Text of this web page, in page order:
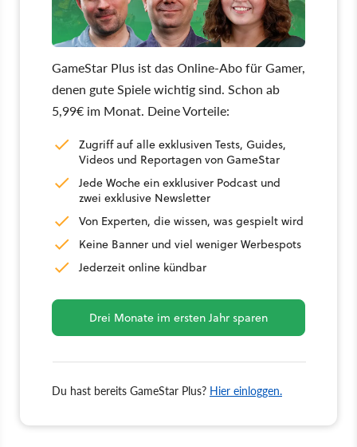
GameStar Plus ist das Online-Abo für Gamer,
denen gute Spiele wichtig sind. Schon ab
5,99€ im Monat. Deine Vorteile:
Zugriff auf alle exklusiven Tests, Guides,
Videos und Reportagen von GameStar
Jede Woche ein exklusiver Podcast und
zwei exklusive Newsletter
Von Experten, die wissen, was gespielt wird
Keine Banner und viel weniger Werbespots
Jederzeit online kündbar
Drei Monate im ersten Jahr sparen
Du hast bereits GameStar Plus? Hier einloggen.